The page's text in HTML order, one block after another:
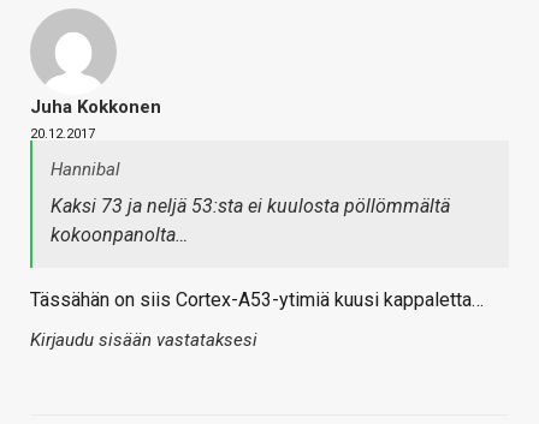
Juha Kokkonen
20.12.2017
Hannibal
Kaksi 73 ja neljä 53:sta ei kuulosta pöllömmältä
kokoonpanolta…
Tässähän on siis Cortex-A53-ytimiä kuusi kappaletta…
Kirjaudu sisään vastataksesi